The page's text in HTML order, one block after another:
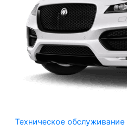
Техническое обслуживание